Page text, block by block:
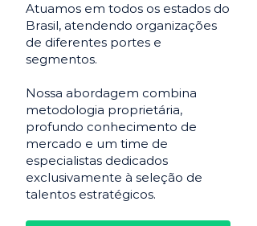
Atuamos em todos os estados do
Brasil, atendendo organizações
de diferentes portes e
segmentos.
Nossa abordagem combina
metodologia proprietária,
profundo conhecimento de
mercado e um time de
especialistas dedicados
exclusivamente à seleção de
talentos estratégicos.